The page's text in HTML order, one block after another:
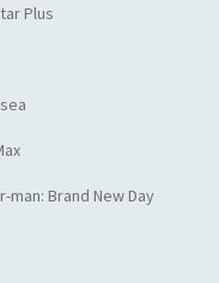
Plus
man: Brand New Day